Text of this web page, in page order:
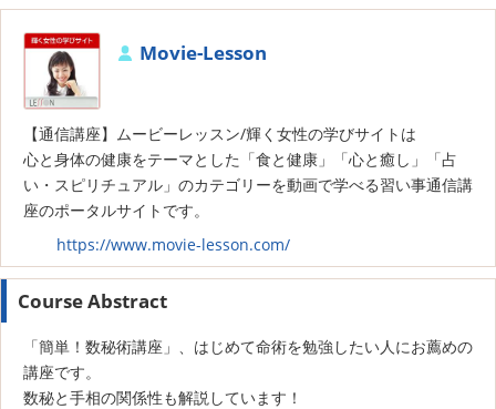
Movie-Lesson
【通信講座】ムービーレッスン/輝く女性の学びサイトは
心と身体の健康をテーマとした「食と健康」「心と癒し」「占
い・スピリチュアル」のカテゴリーを動画で学べる習い事通信講
座のポータルサイトです。
https://www.movie-lesson.com/
Course Abstract
「簡単！数秘術講座」、はじめて命術を勉強したい人にお薦めの
講座です。
数秘と手相の関係性も解説しています！